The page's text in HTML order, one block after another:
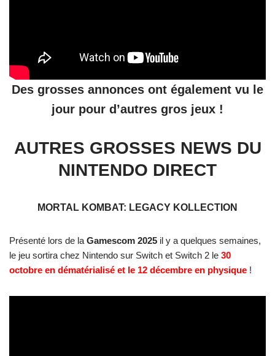
Des grosses annonces ont également vu le
jour pour d’autres gros jeux !
AUTRES GROSSES NEWS DU
NINTENDO DIRECT
MORTAL KOMBAT: LEGACY KOLLECTION
Présenté lors de la Gamescom 2025 il y a quelques semaines,
le jeu sortira chez Nintendo sur Switch et Switch 2 le 30
octobre en dématérialisé et le 12 décembre en physique !